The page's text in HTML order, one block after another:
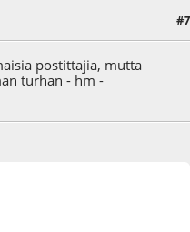
#7
postittajia, mutta
turhan - hm -